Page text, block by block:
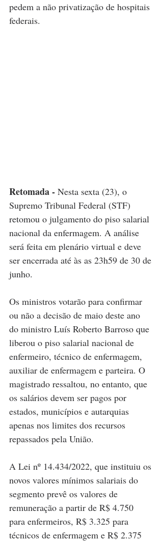
pedem a não privatização de hospitais
federais.
Retomada - Nesta sexta (23), o
Supremo Tribunal Federal (STF)
retomou o julgamento do piso salarial
nacional da enfermagem. A análise
será feita em plenário virtual e deve
ser encerrada até às as 23h59 de 30 de
junho.
Os ministros votarão para confirmar
ou não a decisão de maio deste ano
do ministro Luís Roberto Barroso que
liberou o piso salarial nacional de
enfermeiro, técnico de enfermagem,
auxiliar de enfermagem e parteira. O
magistrado ressaltou, no entanto, que
os salários devem ser pagos por
estados, municípios e autarquias
apenas nos limites dos recursos
repassados pela União.
A Lei nº 14.434/2022, que instituiu os
novos valores mínimos salariais do
segmento prevê os valores de
remuneração a partir de R$ 4.750
para enfermeiros, R$ 3.325 para
técnicos de enfermagem e R$ 2.375